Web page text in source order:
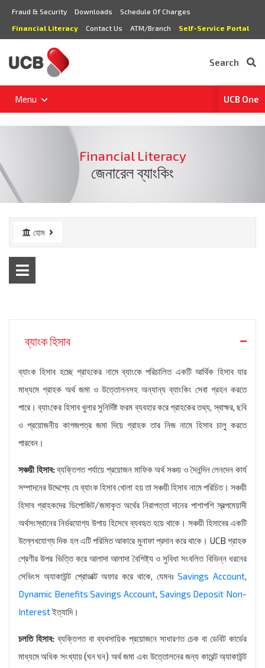
Fraud & Security Downloads
Schedule Of Charges
Financial Literacy
Contact Us ATM/Branch Self-Service Portal
Search
Menu UCB One
Financial Literacy
জেনারেল ব্যাংকিং
হোম
ব্যাংক হিসাব
ব্যাংক হিসাব হচ্ছে গ্রাহকের নামে ব্যাংকে পরিচালিত একটি আর্থিক হিসাব যার
মাধ্যমে গ্রাহক অর্থ জমা ও উত্তোলনসহ অন্যান্য ব্যাংকিং সেবা গ্রহন করতে
পারে। ব্যাংকের হিসাব খুলার সুনির্দিষ্ট ফরম ব্যবহার করে গ্রাহকের তথ্য, স্বাক্ষর, ছবি
ও প্রয়োজনীয় কাগজপত্র জমা দিয়ে গ্রাহক তার নিজ নামে হিসাব চালু করতে
পারবেন।
সঞ্চয়ী হিসাব:ব্যক্তিগত পর্যায়ে প্রয়োজন মাফিক অর্থ সঞ্চয় ও দৈনন্দিন লেনদেন কার্য
সম্পাদনের উদ্দেশ্যে যে ব্যাংক হিসাব খোলা হয় তা সঞ্চয়ী হিসাব নামে পরিচিত। সঞ্চয়ী
হিসাব গ্রাহকদের ডিপোজিট/জমাকৃত অর্থের নিরাপত্তা দানের পাশাপশি স্বল্পমেয়াদী
অর্থসংস্থানের নির্ভরযোগ্য উপায় হিসেবে ব্যবহৃত হয়ে থাকে। সঞ্চয়ী হিসাবের একটি
উল্লেখযোগ্য দিক হল এটি পরিমিত আকারে মুনাফা প্রদান করে থাকে। UCB গ্রাহক
শ্রেণীর উপর ভিত্তি করে আলাদা আলাদা বৈশিষ্ট্য ও সুবিধা সংবলিত বিভিন্ন ধরনের
সেভিংস অ্যাকাউন্ট প্রোডাক্ট অফার করে থাকে, যেমনঃSavings Account,
Dynamic Benefits Savings Account, Savings Deposit Non-
Interestইত্যাদি।
চলতি হিসাব: ব্যক্তিগত বা ব্যবসায়িক প্রয়োজনে সাধারণত চেক বা ডেবিট কার্ডের
মাধ্যমে অধিক সংখ্যায় (ঘন ঘন) অর্থ জমা এবং উত্তোলনের জন্য কারেন্ট অ্যাকাউন্ট